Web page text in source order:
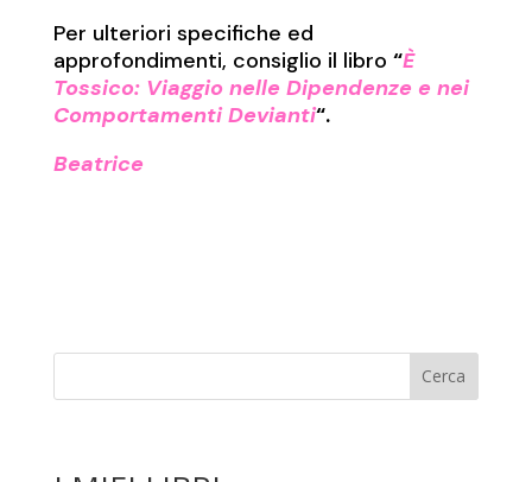
Per ulteriori specifiche ed
approfondimenti, consiglio il libro “È
Tossico: Viaggio nelle Dipendenze e nei
Comportamenti Devianti“.
Beatrice